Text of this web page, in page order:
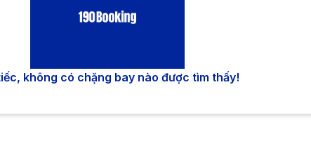
không có chặng bay nào được tìm thấy!